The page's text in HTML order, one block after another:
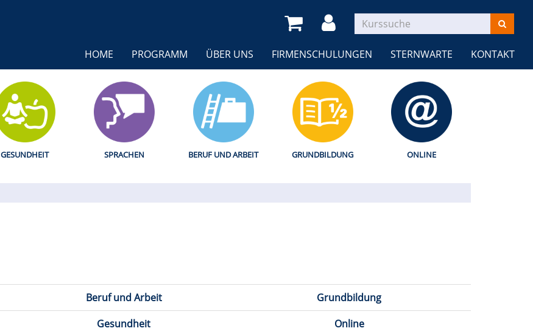
HOME PROGRAMM ÜBER UNS FIRMENSCHULUNGEN STERNWARTE KONTAKT
GESUNDHEIT SPRACHEN BERUF UND ARBEIT GRUNDBILDUNG ONLINE
Beruf und Arbeit
Grundbildung
Gesundheit Online